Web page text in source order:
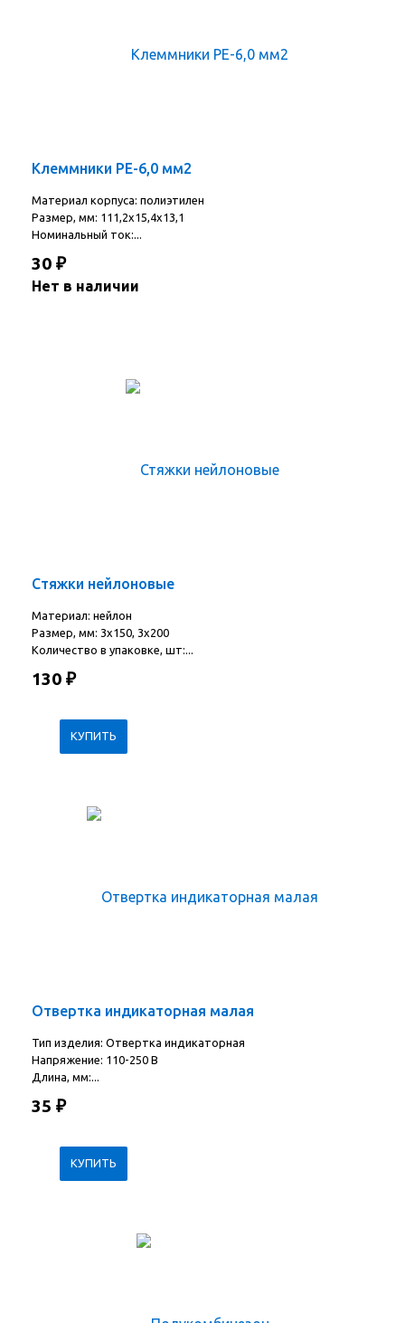
Клеммники РЕ-6,0 мм2
Материал корпуса: полиэтилен
Размер, мм: 111,2х15,4х13,1
Номинальный ток:...
30 ₽
Нет в наличии
Стяжки нейлоновые
Материал: нейлон
Размер, мм: 3х150, 3х200
Количество в упаковке, шт:...
130 ₽
Отвертка индикаторная малая
Тип изделия: Отвертка индикаторная
Напряжение: 110-250 В
Длина, мм:...
35 ₽